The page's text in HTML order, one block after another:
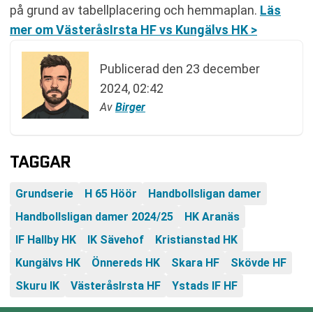
på grund av tabellplacering och hemmaplan. Läs
mer om VästeråsIrsta HF vs Kungälvs HK >
Publicerad den 23 december
2024, 02:42
Av Birger
TAGGAR
Grundserie H 65 Höör
Handbollsligan damer
Handbollsligan damer 2024/25
HK Aranäs
IF Hallby HK
IK Sävehof
Kristianstad HK
Kungälvs HK
Önnereds HK Skara HF
Skövde HF
Skuru IK
VästeråsIrsta HF Ystads IF HF